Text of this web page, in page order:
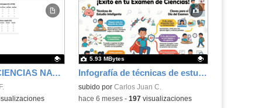
EVALUACIÓN CIENCIAS NATURALES 5
la
ubicación
búsqueda
Infografía de técnicas de estudio de ciencias en 6º de primaria
la
ubicación
de la
búsqueda
Contenido educativo.
subido por Carlos Juan C.
5.93 MBytes
-hace 6 meses- 197visualizaciones